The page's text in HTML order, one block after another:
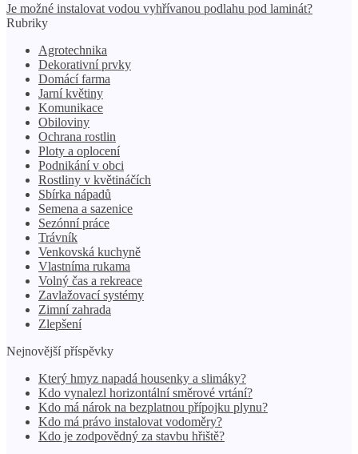
Je možné instalovat vodou vyhřívanou podlahu pod laminát?
Rubriky
Agrotechnika
Dekorativní prvky
Domácí farma
Jarní květiny
Komunikace
Obiloviny
Ochrana rostlin
Ploty a oplocení
Podnikání v obci
Rostliny v květináčích
Sbírka nápadů
Semena a sazenice
Sezónní práce
Trávník
Venkovská kuchyně
Vlastníma rukama
Volný čas a rekreace
Zavlažovací systémy
Zimní zahrada
Zlepšení
Nejnovější příspěvky
Který hmyz napadá housenky a slimáky?
Kdo vynalezl horizontální směrové vrtání?
Kdo má nárok na bezplatnou přípojku plynu?
Kdo má právo instalovat vodoměry?
Kdo je zodpovědný za stavbu hřiště?